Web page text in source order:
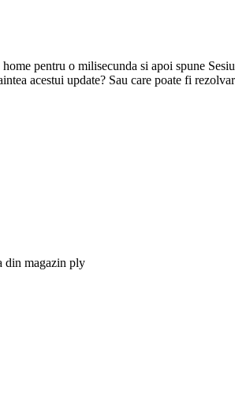
pentru o milisecunda si apoi spune
acestui update? Sau care poate fi
din magazin ply